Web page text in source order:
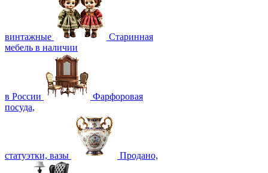
винтажные
Старинная
мебель в наличии
в России
Фарфоровая
посуда,
статуэтки, вазы Продано,